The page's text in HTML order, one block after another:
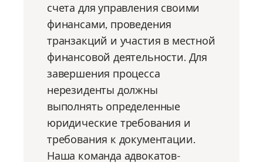
счета для управления своими
финансами, проведения
транзакций и участия в местной
финансовой деятельности. Для
завершения процесса
нерезиденты должны
выполнять определенные
юридические требования и
требования к документации.
Наша команда адвокатов-